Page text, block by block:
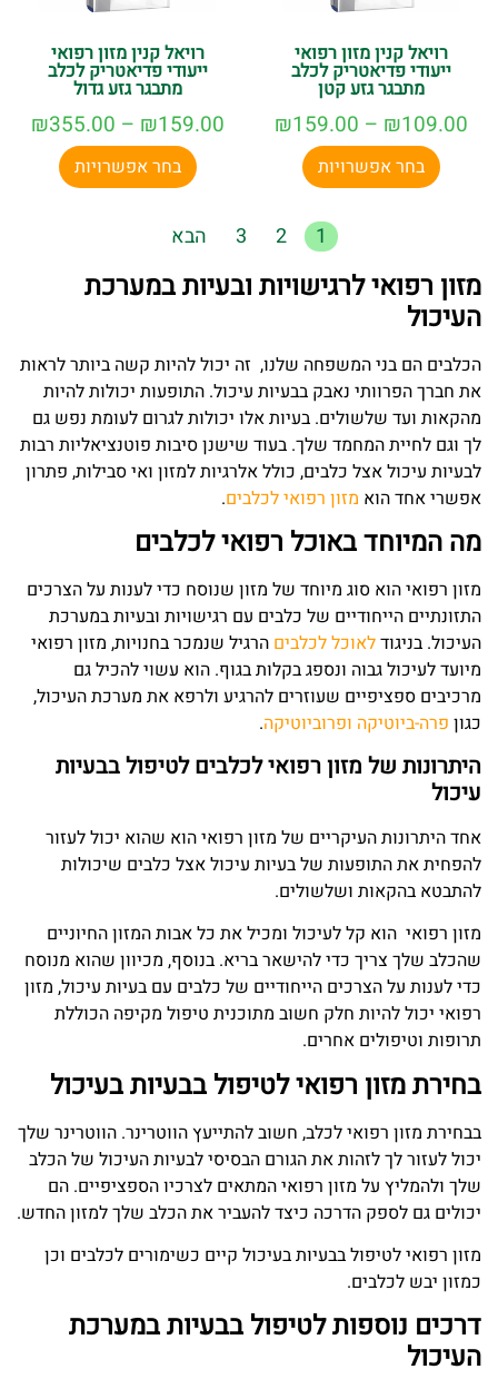
רויאל קנין מזון רפואי
ייעודי פדיאטריק לכלב
מתבגר גזע קטן
₪109.00
–
₪159.00
בחר אפשרויות
רויאל קנין מזון רפואי
ייעודי פדיאטריק לכלב
מתבגר גזע גדול
₪159.00
–
₪355.00
בחר אפשרויות
1
2
3 הבא
מזון רפואי לרגישויות ובעיות במערכת
העיכול
הכלבים הם בני המשפחה שלנו, זה יכול להיות קשה ביותר לראות
את חברך הפרוותי נאבק בבעיות עיכול. התופעות יכולות להיות
מהקאות ועד שלשולים. בעיות אלו יכולות לגרום לעומת נפש גם
לך וגם לחיית המחמד שלך. בעוד שישנן סיבות פוטנציאליות רבות
לבעיות עיכול אצל כלבים, כולל אלרגיות למזון ואי סבילות, פתרון
אפשרי אחד הוא מזון רפואי לכלבים.
מה המיוחד באוכל רפואי לכלבים
מזון רפואי הוא סוג מיוחד של מזון שנוסח כדי לענות על הצרכים
התזונתיים הייחודיים של כלבים עם רגישויות ובעיות במערכת
העיכול. בניגודלאוכל לכלבים הרגיל שנמכר בחנויות, מזון רפואי
מיועד לעיכול גבוה ונספג בקלות בגוף. הוא עשוי להכיל גם
מרכיבים ספציפיים שעוזרים להרגיע ולרפא את מערכת העיכול,
כגון פרה-ביוטיקה ופרוביוטיקה.
היתרונות של מזון רפואי לכלבים לטיפול בבעיות
עיכול
אחד היתרונות העיקריים של מזון רפואי הוא שהוא יכול לעזור
להפחית את התופעות של בעיות עיכול אצל כלבים שיכולות
להתבטא בהקאות ושלשולים.
מזון רפואי הוא קל לעיכול ומכיל את כל אבות המזון החיוניים
שהכלב שלך צריך כדי להישאר בריא. בנוסף, מכיוון שהוא מנוסח
כדי לענות על הצרכים הייחודיים של כלבים עם בעיות עיכול, מזון
רפואי יכול להיות חלק חשוב מתוכנית טיפול מקיפה הכוללת
תרופות וטיפולים אחרים.
בחירת מזון רפואי לטיפול בבעיות בעיכול
בבחירת מזון רפואי לכלב, חשוב להתייעץ הווטרינר. הווטרינר שלך
יכול לעזור לך לזהות את הגורם הבסיסי לבעיות העיכול של הכלב
שלך ולהמליץ ​​על מזון רפואי המתאים לצרכיו הספציפיים. הם
יכולים גם לספק הדרכה כיצד להעביר את הכלב שלך למזון החדש.
מזון רפואי לטיפול בבעיות בעיכול קיים כשימורים לכלבים וכן
כמזון יבש לכלבים.
דרכים נוספות לטיפול בבעיות במערכת
העיכול